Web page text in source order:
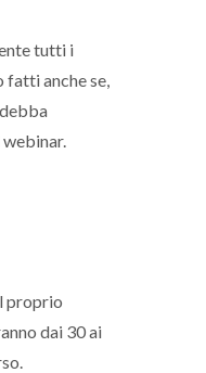
tutti i
fatti anche se,
proprio
dai 30 ai